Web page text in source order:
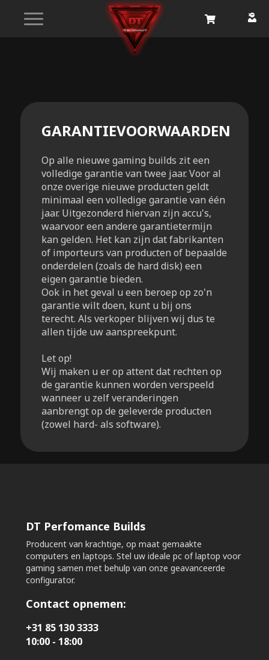
GARANTIEVOORWAARDEN
Op alle nieuwe gaming builds zit een
volledige garantie van twee jaar. Voor al
onze overige nieuwe producten geldt
minimaal een volledige garantie van één
jaar. Uitgezonderd hiervan zijn accu's,
waarvoor een andere garantietermijn
kan gelden. Het kan zijn dat fabrikanten
of importeurs van producten of bepaalde
onderdelen (zoals de hard disk) een
eigen garantie bieden.
Ook in het geval u een beroep op zo'n
garantie wilt doen, kunt u bij ons
terecht. Als verkoper blijven wij dus te
allen tijde uw aanspreekpunt.
Let op!
Wij maken u er op attent dat rechten op
de garantie kunnen worden verspeeld
wanneer u zelf veranderingen
aanbrengt op de geleverde producten
(zowel hard- als software).
DT Perfomance Builds
Producent van krachtige, op maat gemaakte
computers en laptops. Stel uw ideale pc of laptop voor
gaming samen met behulp van onze geavanceerde
configurator.
Contact opnemen:
+31 85 130 3333
10:00 - 18:00